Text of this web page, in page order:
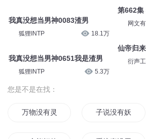
我真没想当男神0083渣男
狐狸INTP 18.1万
我真没想当男神0651我是渣男
狐狸INTP 5.3万
第662集
网文
仙帝归
衍声
您是不是在找：
万物没有灵 子说没有妖就是